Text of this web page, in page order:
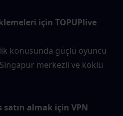
için TOPUPlive
konusunda güçlü oyuncu
merkezli ve köklü
satın almak için VPN